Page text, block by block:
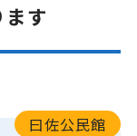
す
曰佐公民館